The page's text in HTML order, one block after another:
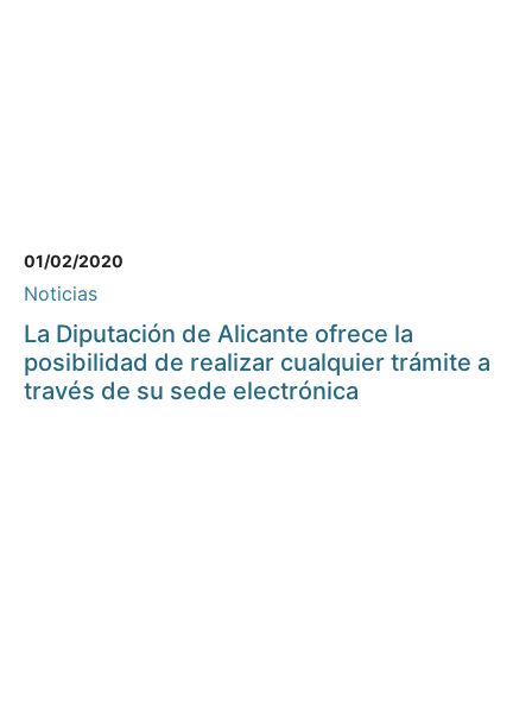
01/02/2020
Noticias
La Diputación de Alicante ofrece la
posibilidad de realizar cualquier trámite a
través de su sede electrónica